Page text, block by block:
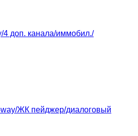
4 доп. канала/иммобил./